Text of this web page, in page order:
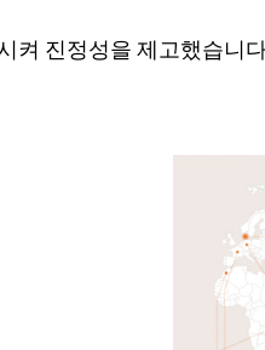
켜 진정성을 제고했습니